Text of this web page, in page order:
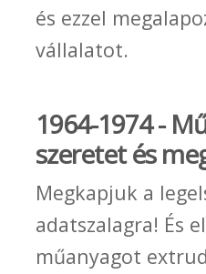
és ezzel
vállalatot.
1964-1974 -
szeretet és
Megkapjuk a
adatszalagra! És
műanyagot